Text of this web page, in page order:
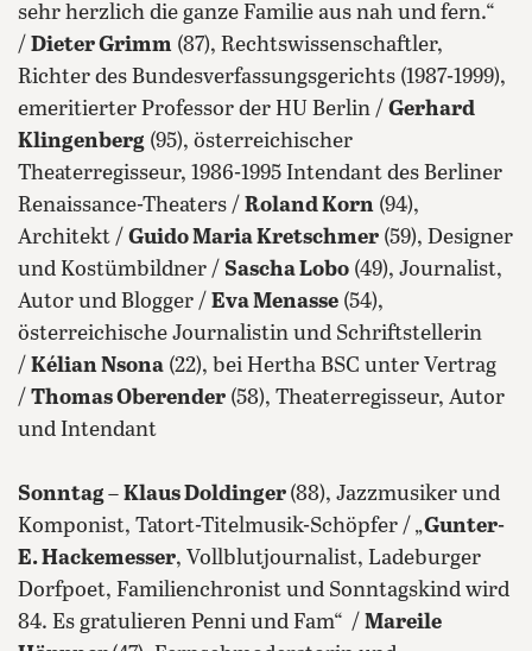
sehr herzlich die ganze Familie aus nah und fern.“
/ Dieter Grimm (87), Rechtswissenschaftler,
Richter des Bundesverfassungsgerichts (1987-1999),
emeritierter Professor der HU Berlin / Gerhard
Klingenberg (95), österreichischer
Theaterregisseur, 1986-1995 Intendant des Berliner
Renaissance-Theaters / Roland Korn (94),
Architekt / Guido Maria Kretschmer (59), Designer
und Kostümbildner / Sascha Lobo (49), Journalist,
Autor und Blogger / Eva Menasse (54),
österreichische Journalistin und Schriftstellerin
/ Kélian Nsona (22), bei Hertha BSC unter Vertrag
/ Thomas Oberender (58), Theaterregisseur, Autor
und Intendant
Sonntag– Klaus Doldinger (88), Jazzmusiker und
Komponist, Tatort-Titelmusik-Schöpfer / „Gunter-
E. Hackemesser, Vollblutjournalist, Ladeburger
Dorfpoet, Familienchronist und Sonntagskind wird
84. Es gratulieren Penni und Fam“ / Mareile